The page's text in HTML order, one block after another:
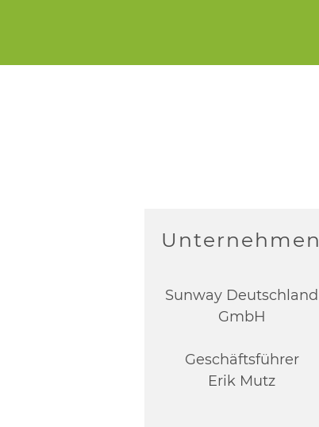
Unternehmen
Sunway Deutschland
GmbH
Geschäftsführer
Erik Mutz